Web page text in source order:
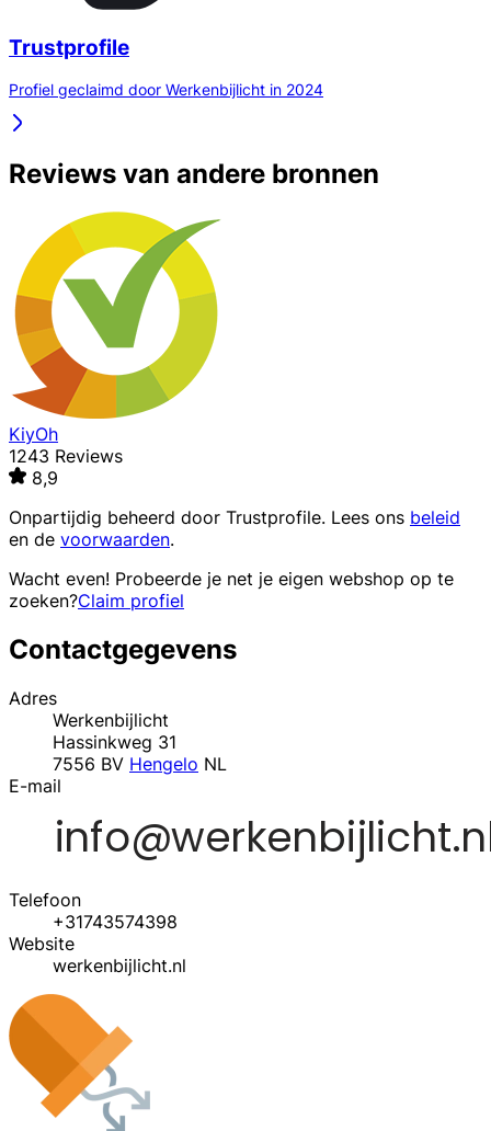
Trustprofile
Profiel geclaimd door Werkenbijlicht in 2024
Reviews van andere bronnen
KiyOh
1243 Reviews
8,9
Onpartijdig beheerd door Trustprofile. Lees ons beleid
en de voorwaarden.
Wacht even! Probeerde je net je eigen webshop op te
zoeken?Claim profiel
Contactgegevens
Adres
Werkenbijlicht
Hassinkweg 31
7556 BV Hengelo NL
E-mail
Telefoon
+31743574398
Website
werkenbijlicht.nl